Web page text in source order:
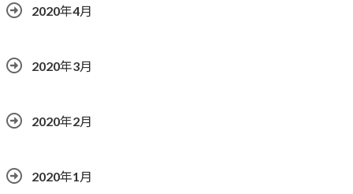
2020年4月
2020年3月
2020年2月
2020年1月